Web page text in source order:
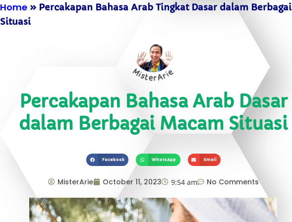
Home » Percakapan Bahasa Arab Tingkat Dasar dalam Berbagai
Situasi
Percakapan Bahasa Arab Dasar
dalam Berbagai Macam Situasi
Facebook WhatsApp Email
MisterArie October 11, 2023 9:54 am No Comments